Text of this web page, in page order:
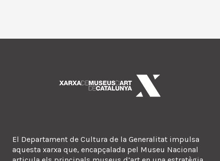
El Departament de Cultura de la Generalitat impulsa
aquesta xarxa que, encapçalada pel Museu Nacional